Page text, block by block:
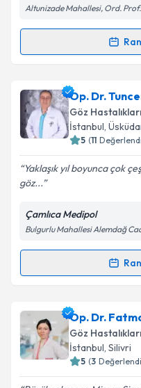
Altunizade Mahallesi, Ord.
Randevu
Op. Dr. Mehmet
oluşturun. Size bu
takvim
Kişisel
Metni'ni okudum
kapsamda
Op. Dr.
Göz Hastalıkları
İstanbul,
5 (11
Yaklaşık yıl boyunca çok
göz...
Çamlıca Medipol
Bulgurlu Mahallesi Alemdağ
Randevu
Op. Dr. Tuncer
oluşturun. Size bu
takvim
Op. Dr.
Göz Hastalıkları
İstanbul, Silivri
5 (3